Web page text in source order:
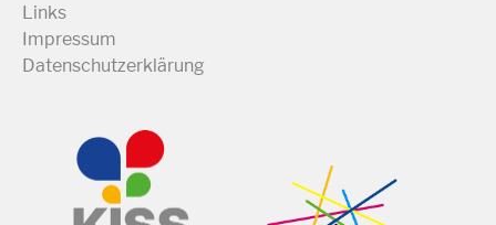
Links
Impressum
Datenschutzerklärung